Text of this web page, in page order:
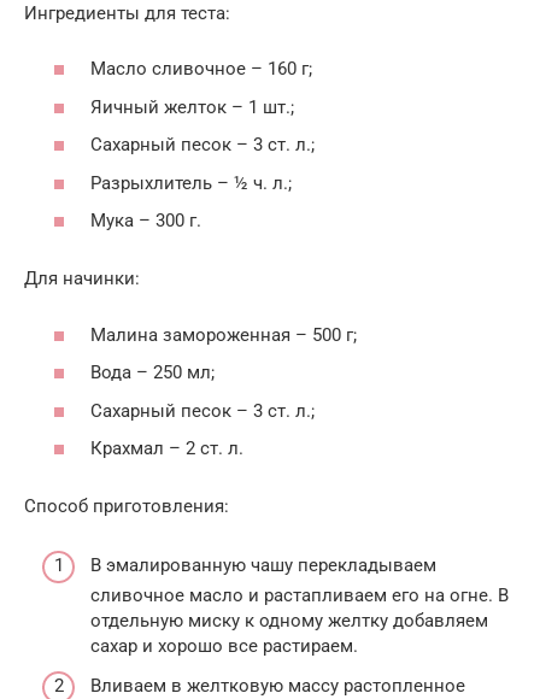
Ингредиенты для теста:
Масло сливочное – 160 г;
Яичный желток – 1 шт.;
Сахарный песок – 3 ст. л.;
Разрыхлитель – ½ ч. л.;
Мука – 300 г.
Для начинки:
Малина замороженная – 500 г;
Вода – 250 мл;
Сахарный песок – 3 ст. л.;
Крахмал – 2 ст. л.
Способ приготовления:
В эмалированную чашу перекладываем
сливочное масло и растапливаем его на огне. В
отдельную миску к одному желтку добавляем
сахар и хорошо все растираем.
Вливаем в желтковую массу растопленное